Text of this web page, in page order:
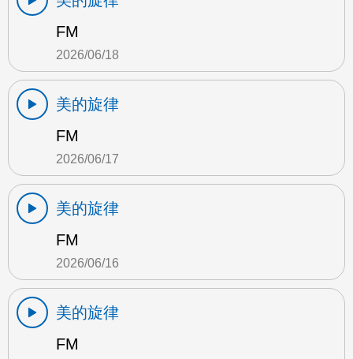
FM
2026/06/18
美的旋律
FM
2026/06/17
美的旋律
FM
2026/06/16
美的旋律
FM